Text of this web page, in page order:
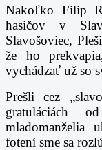
Nakoľko Filip
hasičov v
Slavošoviec,
že ho
vychádzať už so
Prešli cez
gratuláciách
mladomanželia
fotení sme sa